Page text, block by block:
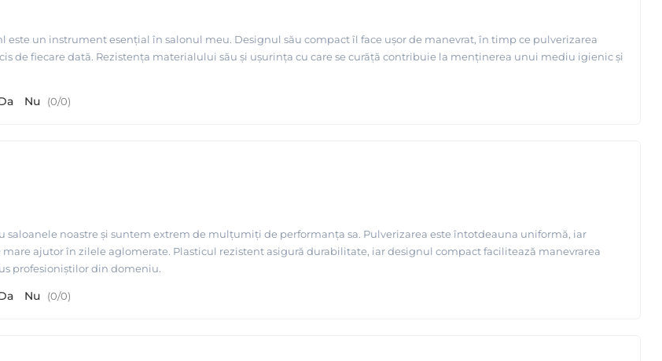
un instrument esențial în salonul meu. Designul său compact îl face ușor de manevrat, în timp ce pulverizarea
de fiecare dată. Rezistența materialului său și ușurința cu care se curăță contribuie la menținerea unui mediu igienic și
Nu (0/0)
noastre și suntem extrem de mulțumiți de performanța sa. Pulverizarea este întotdeauna uniformă, iar
ajutor în zilele aglomerate. Plasticul rezistent asigură durabilitate, iar designul compact facilitează manevrarea
profesioniștilor din domeniu.
Nu (0/0)